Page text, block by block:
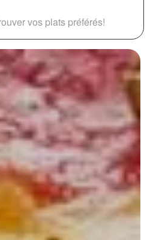
vos plats préférés!